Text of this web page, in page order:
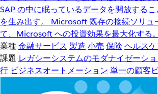
SAP の中に眠っているデータを開放する
を生み出す。
Microsoft 既存の接続ソリュ
て、Microsoft への投資効果を最大化する。
業種金融サービス 製造 小売 保険 ヘルス
課題 レガシーシステムのモダナイゼーシ
行 ビジネスオートメーション 単一の顧客